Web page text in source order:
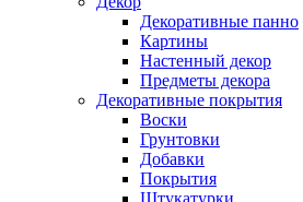
Декоративные панно
Картины
Настенный декор
Предметы декора
Декоративные покрытия
Воски
Грунтовки
Добавки
Покрытия
Штукатурки